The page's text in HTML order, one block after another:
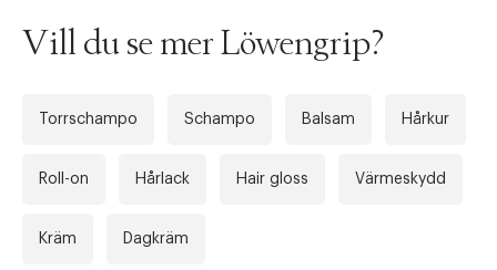
Vill du se mer Löwengrip?
Torrschampo Schampo Balsam Hårkur
Roll-on Hårlack Hair gloss Värmeskydd
Kräm Dagkräm